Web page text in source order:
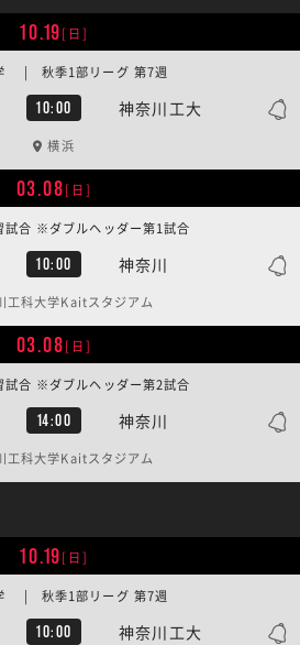
10.19[日]
10:00 神奈川工大
| 秋季1部リーグ 第7週
横浜
03.08[日]
10:00 神奈川
※ダブルヘッダー第1試合
工科大学Kaitスタジアム
03.08[日]
14:00 神奈川
※ダブルヘッダー第2試合
工科大学Kaitスタジアム
10.19[日]
10:00 神奈川工大
| 秋季1部リーグ 第7週